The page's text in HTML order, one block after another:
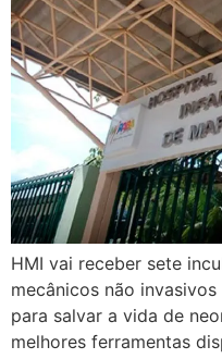
HMI vai receber sete
mecânicos não
para salvar a vida de
melhores ferramentas